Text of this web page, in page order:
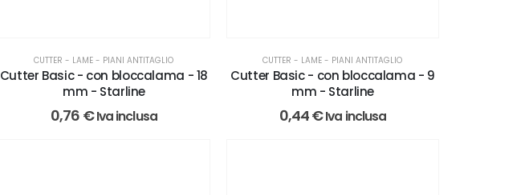
CUTTER - LAME - PIANI ANTITAGLIO
Cutter Basic - con bloccalama - 18
mm - Starline
0,76 €Iva inclusa
CUTTER - LAME - PIANI ANTITAGLIO
Cutter Basic - con bloccalama - 9
mm - Starline
0,44€Iva inclusa